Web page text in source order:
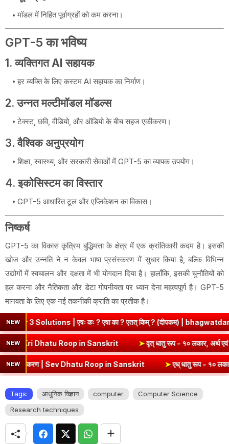
मॉडल में निहित पूर्वाग्रहों को कम करना।
GPT-5 का भविष्य
1.व्यक्तिगत AI सहायक
हर व्यक्ति के लिए कस्टम AI सहायक का निर्माण।
2.उन्नत मल्टीमॉडल मॉडल्स
टेक्स्ट, छवि, वीडियो, और ऑडियो के बीच सहज एकीकरण।
3.वैश्विक अनुप्रयोग
शिक्षा, स्वास्थ्य, और सरकारी सेवाओं में GPT-5 का व्यापक उपयोग।
4.इकोसिस्टम का विस्तार
GPT-5 आधारित टूल और एप्लिकेशन का विकास।
निष्कर्ष
GPT-5 का विकास कृत्रिम बुद्धिमत्ता के क्षेत्र में एक क्रांतिकारी कदम है। इसकी
खोज और उन्नति ने न केवल भाषा प्रसंस्करण में सुधार किया है, बल्कि विभिन्न
उद्योगों में स्वचालन और दक्षता में भी योगदान दिया है। हालाँकि, इसकी चुनौतियों को
हल करना और नैतिकता और डेटा गोपनीयता पर ध्यान देना महत्वपूर्ण है। GPT-5
मानवता के लिए एक नई तकनीकी क्रांति का प्रतीक है।
NEW
| एषः कः ? एषा का ? एतत् किम् ? (दीपकम) | bhagwatdarshan.com
NEW
लकार, अर्थ एवं व्याकरण | Kri Dhatu Roop in Sanskrit ➤वृत् धातु रूप -
NEW
| Sev Dhatu Roop in Sanskrit ➤एध् धातु रूप - १० लकार, अर्थ एवं
Tags: आधुनिक विज्ञान computer
Computer Science
Research techniques